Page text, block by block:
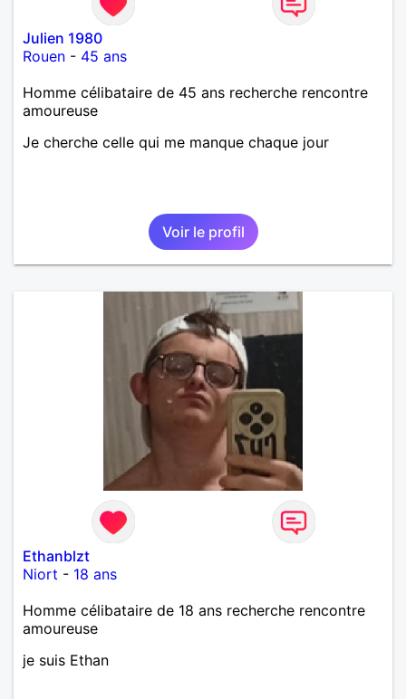
Julien 1980
Rouen - 45 ans
Homme célibataire de 45 ans recherche rencontre
amoureuse
Je cherche celle qui me manque chaque jour
Voir le profil
Ethanblzt
Niort - 18 ans
Homme célibataire de 18 ans recherche rencontre
amoureuse
je suis Ethan